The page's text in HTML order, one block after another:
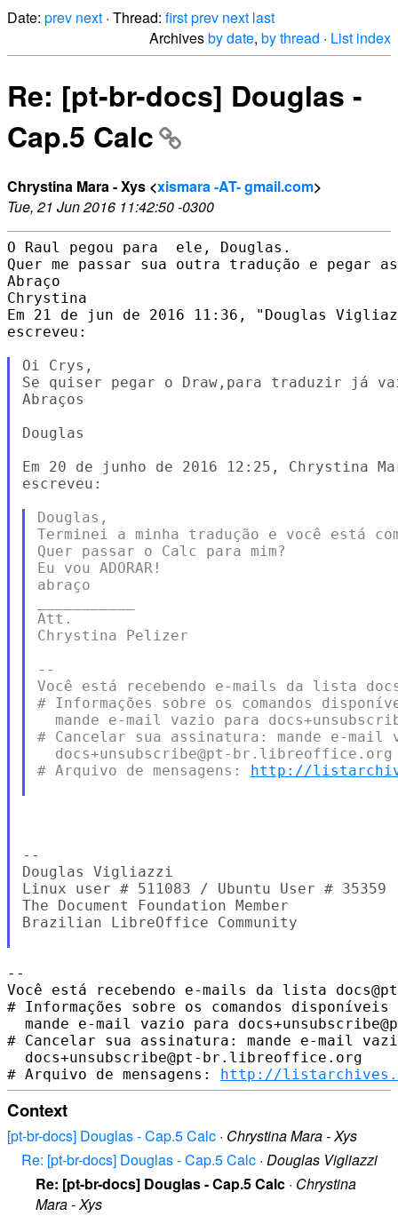
Date: prev next · Thread: firstprev next last
Archivesby date, by thread · List index
Re: [pt-br-docs] Douglas -
Cap.5 Calc
Chrystina Mara - Xys <xismara -AT- gmail.com>
Tue, 21 Jun 2016 11:42:50 -0300
O Raul pegou para  ele, Douglas.
Quer me passar sua outra tradução e pegar
Abraço
Chrystina
Em 21 de jun de 2016 11:36, "Douglas
escreveu:
Oi Crys,
Se quiser pegar o Draw,para traduzir já
Abraços
Douglas
Em 20 de junho de 2016 12:25, Chrystina
escreveu:
Douglas,
Terminei a minha tradução e você está
Quer passar o Calc para mim?
Eu vou ADORAR!
abraço
Att.
Chrystina Pelizer
--
Você está recebendo e-mails da lista
# Informações sobre os comandos
mande e-mail vazio para
# Cancelar sua assinatura: mande e-mail
  docs+unsubscribe@pt-br.libreoffice.org
# Arquivo de mensagens: http://
--
Douglas Vigliazzi
Linux user # 511083 / Ubuntu User # 35359
The Document Foundation Member
Brazilian LibreOffice Community
--
Você está recebendo e-mails da lista
# Informações sobre os comandos
mande e-mail vazio para
# Cancelar sua assinatura: mande e-mail
  docs+unsubscribe@pt-br.libreoffice.org
# Arquivo de mensagens: http://
Context
[pt-br-docs] Douglas - Cap.5 Calc · Chrystina Mara - Xys
Re: [pt-br-docs] Douglas - Cap.5 Calc · Douglas Vigliazzi
Re: [pt-br-docs] Douglas - Cap.5 Calc · Chrystina
Mara - Xys